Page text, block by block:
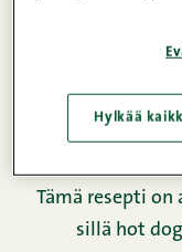
Ravintosisältö
Tämä resepti on
sillä hot
Hylkää